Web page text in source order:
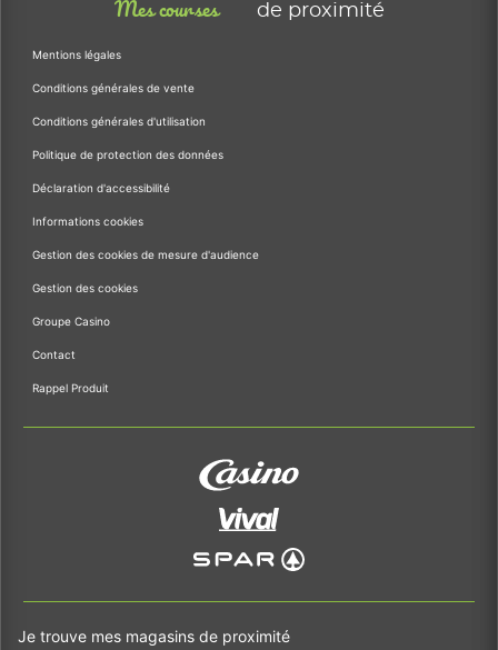
Mes courses de proximité
Mentions légales
Conditions générales de vente
Conditions générales d'utilisation
Politique de protection des données
Déclaration d'accessibilité
Informations cookies
Gestion des cookies de mesure d'audience
Gestion des cookies
Groupe Casino
Contact
Rappel Produit
Je trouve mes magasins de proximité